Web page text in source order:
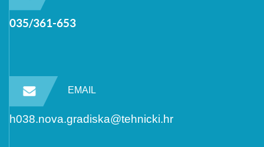
035/361-653
EMAIL
h038.nova.gradiska@tehnicki.hr